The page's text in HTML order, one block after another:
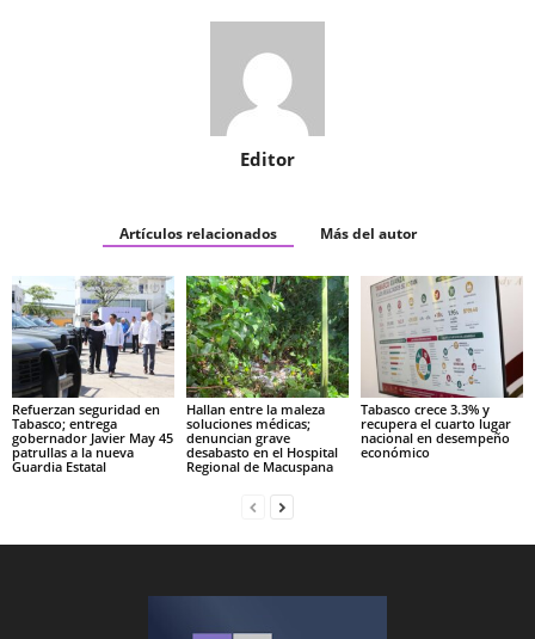
Editor
Artículos relacionados Más del autor
Refuerzan seguridad en
Tabasco; entrega
gobernador Javier May 45
patrullas a la nueva
Guardia Estatal
Hallan entre la maleza
soluciones médicas;
denuncian grave
desabasto en el Hospital
Regional de Macuspana
Tabasco crece 3.3% y
recupera el cuarto lugar
nacional en desempeño
económico